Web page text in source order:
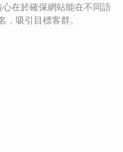
在於確保網站能在不同語
吸引目標客群。